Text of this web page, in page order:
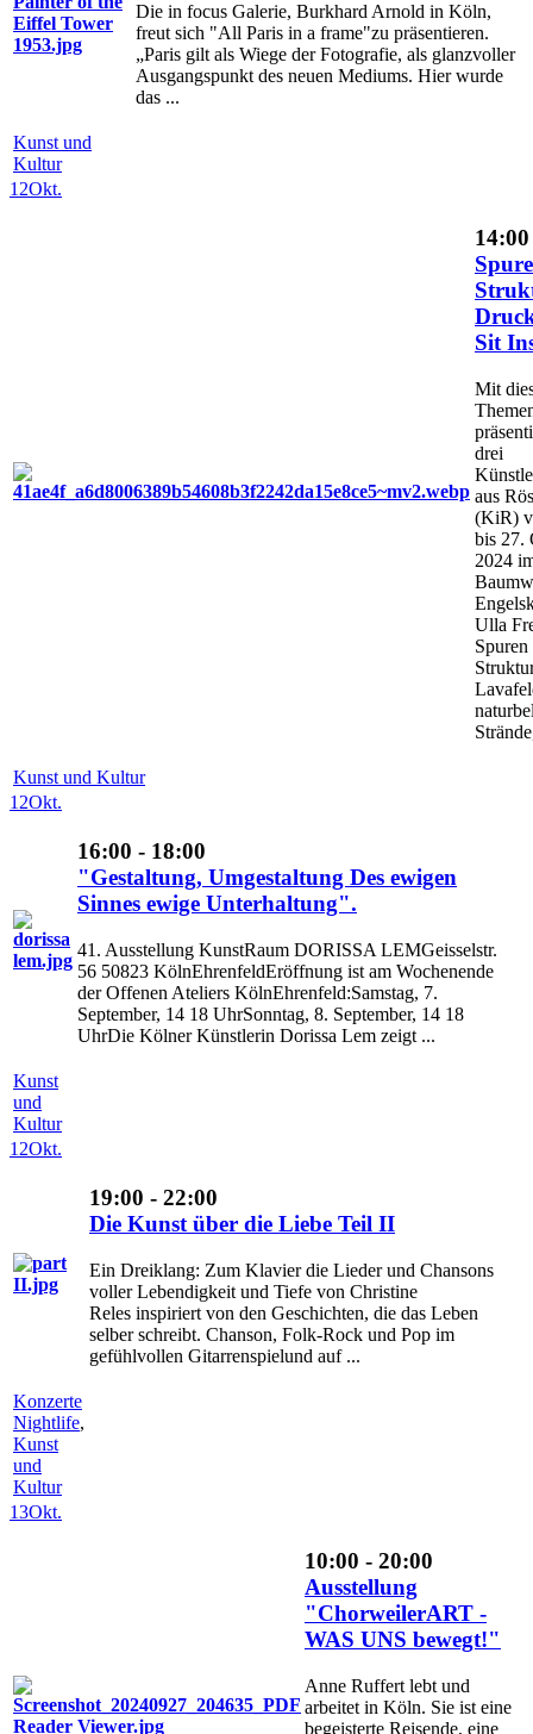
Die in focus Galerie, Burkhard Arnold in Köln,
freut sich "All Paris in a frame"zu präsentieren.
„Paris gilt als Wiege der Fotografie, als glanzvoller
Ausgangspunkt des neuen Mediums. Hier wurde
das ...
Kunst und
Kultur
12Okt.
Sit
Mit
drei
aus
(KiR)
bis 27.
2024
Ulla
Kunst und Kultur
12Okt.
16:00 - 18:00
"Gestaltung, Umgestaltung Des ewigen
Sinnes ewige Unterhaltung".
41. Ausstellung KunstRaum DORISSA LEMGeisselstr.
56 50823 KölnEhrenfeldEröffnung ist am Wochenende
der Offenen Ateliers KölnEhrenfeld:Samstag, 7.
September, 14 18 UhrSonntag, 8. September, 14 18
UhrDie Kölner Künstlerin Dorissa Lem zeigt ...
Kunst
und
Kultur
12Okt.
19:00 - 22:00
Die Kunst über die Liebe Teil II
Ein Dreiklang: Zum Klavier die Lieder und Chansons
voller Lebendigkeit und Tiefe von Christine
Reles inspiriert von den Geschichten, die das Leben
selber schreibt. Chanson, Folk-Rock und Pop im
gefühlvollen Gitarrenspielund auf ...
Konzerte
Nightlife,
Kunst
und
Kultur
13Okt.
10:00 - 20:00
Ausstellung
"ChorweilerART -
WAS UNS bewegt!"
Anne Ruffert lebt und
arbeitet in Köln. Sie ist eine
begeisterte Reisende, eine